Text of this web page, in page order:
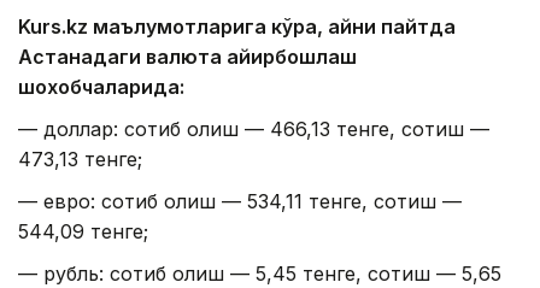
Kurs.kz маълумотларига кўра, айни пайтда
Астанадаги валюта айирбошлаш
шохобчаларида:
— доллар: сотиб олиш — 466,13 тенге, сотиш —
473,13 тенге;
— евро: сотиб олиш — 534,11 тенге, сотиш —
544,09 тенге;
— рубль: сотиб олиш — 5,45 тенге, сотиш — 5,65